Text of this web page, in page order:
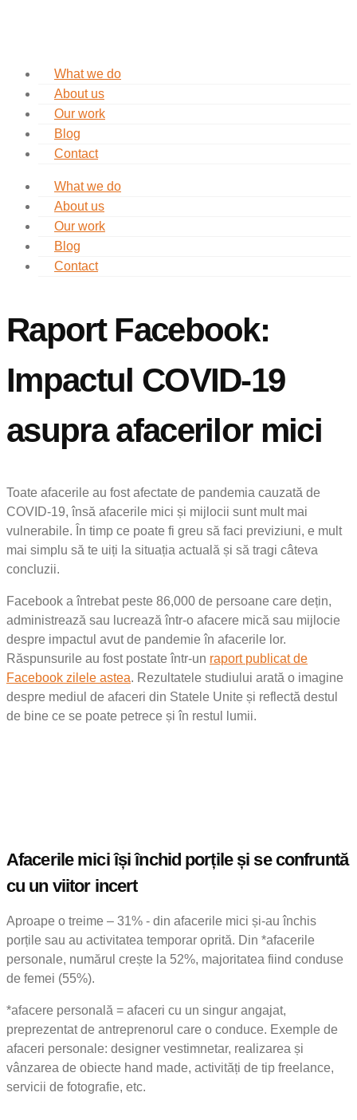
What we do
About us
Our work
Blog
Contact
What we do
About us
Our work
Blog
Contact
Raport Facebook:
Impactul COVID-19
asupra afacerilor mici
Toate afacerile au fost afectate de pandemia cauzată de
COVID-19, însă afacerile mici și mijlocii sunt mult mai
vulnerabile. În timp ce poate fi greu să faci previziuni, e mult
mai simplu să te uiți la situația actuală și să tragi câteva
concluzii.
Facebook a întrebat peste 86,000 de persoane care dețin,
administrează sau lucrează într-o afacere mică sau mijlocie
despre impactul avut de pandemie în afacerile lor.
Răspunsurile au fost postate într-un raport publicat de
Facebook zilele astea. Rezultatele studiului arată o imagine
despre mediul de afaceri din Statele Unite și reflectă destul
de bine ce se poate petrece și în restul lumii.
Afacerile mici își închid porțile și se confruntă
cu un viitor incert
Aproape o treime – 31% - din afacerile mici și-au închis
porțile sau au activitatea temporar oprită. Din *afacerile
personale, numărul crește la 52%, majoritatea fiind conduse
de femei (55%).
*afacere personală = afaceri cu un singur angajat,
preprezentat de antreprenorul care o conduce. Exemple de
afaceri personale: designer vestimnetar, realizarea și
vânzarea de obiecte hand made, activități de tip freelance,
servicii de fotografie, etc.